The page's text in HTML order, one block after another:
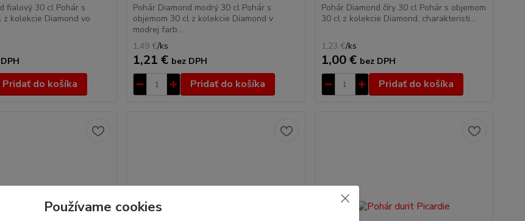
fialový 30 cl Pohár s
z kolekcie Diamond vo
Pridať do košíka
Pohár Diamond modrý 30 cl Pohár s
objemom 30 cl z kolekcie Diamond v
modrej farb...
1,49 €/ks
1,21 € bez DPH
Pridať do košíka
Pohár Diamond číry 30 cl Pohár s objemom
30 cl z kolekcie Diamond, charakteristi...
1,23 €/ks
1,00 € bez DPH
Pridať do košíka
Používame cookies